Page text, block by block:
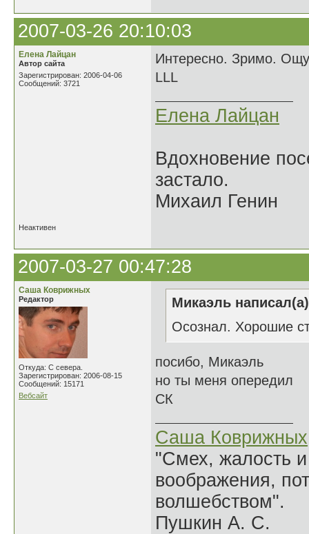
2007-03-26 20:10:03
Елена Лайцан
Автор сайта
Зарегистрирован: 2006-04-06
Сообщений: 3721
Интересно. Зримо.
LLL
Елена Лайцан
Вдохновение
застало.
Михаил Генин
Неактивен
2007-03-27 00:47:28
Саша Коврижных
Редактор
Откуда: С севера.
Зарегистрирован: 2006-08-15
Сообщений: 15171
Вебсайт
Микаэль
Осознал. Хорошие
посибо, Микаэль
но ты меня опередил
СК
Саша Коврижных
"Смех, жалость
воображения,
волшебством".
Пушкин А. С.